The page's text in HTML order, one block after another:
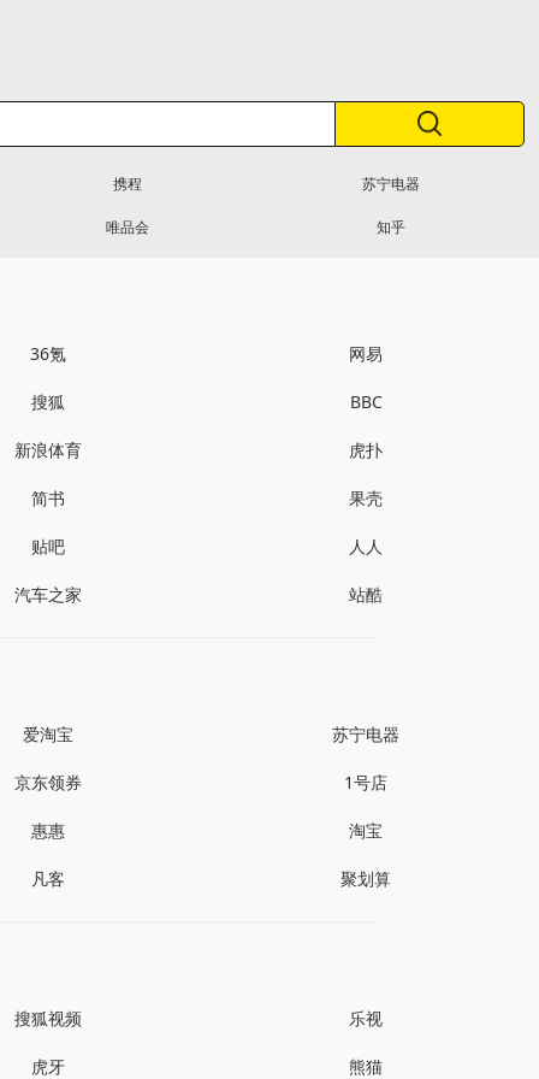
携程 苏宁电器
唯品会 知乎
36氪 网易
搜狐 BBC
新浪体育 虎扑
简书 果壳
贴吧 人人
汽车之家 站酷
爱淘宝 苏宁电器
京东领券 1号店
惠惠 淘宝
凡客 聚划算
搜狐视频 乐视
虎牙 熊猫